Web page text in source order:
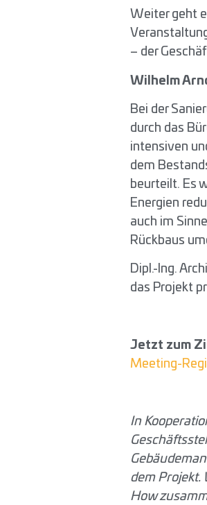
Weiter geht
– der
Wilhelm
Bei der
durch das
intensiven
dem
beurteilt. Es
Energien
auch im
Rückbaus
Dipl.-Ing.
das Projekt
Jetzt zum
Meeting-
In
dem Projekt.
How